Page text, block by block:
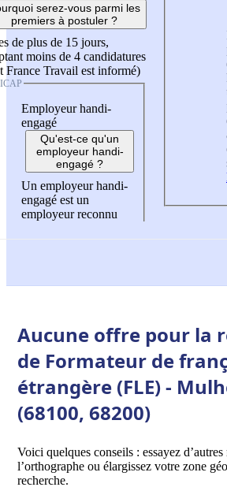
serez-vous parmi les
premiers à postuler ?
de plus de 15 jours,
moins de 4 candidatures
France Travail est informé)
Employeur handi-
engagé
Qu'est-ce qu'un
employeur handi-
engagé ?
Un employeur handi-
engagé est un
employeur reconnu
Aucune offre pour la
de Formateur de
étrangère (FLE) -
(68100, 68200)
Voici quelques conseils : essayez
l’orthographe ou élargissez votre zone
recherche.